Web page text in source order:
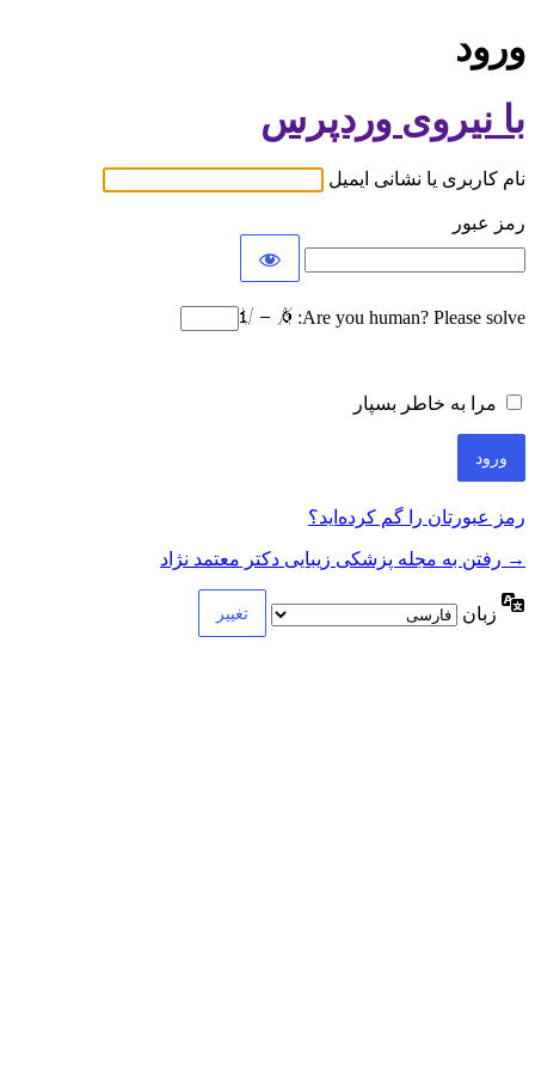
ورود
با نیروی وردپرس
نام کاربری یا نشانی ایمیل
رمز عبور
Are you human? Please solve:
مرا به خاطر بسپار
رمز عبورتان را گم کرده‌اید؟
→ رفتن به مجله پزشکی زیبایی دکتر معتمد نژاد
زبان